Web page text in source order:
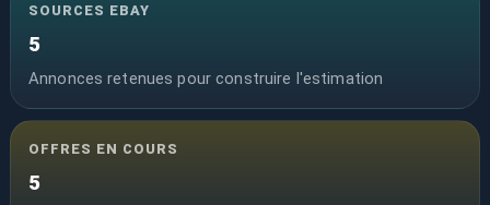
SOURCES EBAY
5
Annonces retenues pour construire l'estimation
OFFRES EN COURS
5